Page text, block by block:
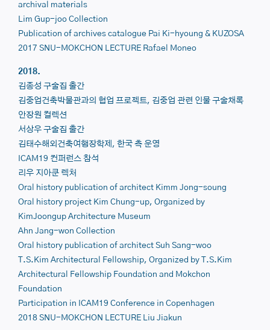
archival materials
Lim Gup-joo Collection
Publication of archives catalogue Pai Ki-hyoung & KUZOSA
2017 SNU-MOKCHON LECTURE Rafael Moneo
2018.
김종성 구술집 출간
김중업건축박물관과의 협업 프로젝트, 김중업 관련 인물 구술채록
안장원 컬렉션
서상우 구술집 출간
김태수해외건축여행장학제, 한국 측 운영
ICAM19 컨퍼런스 참석
리우 지아쿤 렉처
Oral history publication of architect Kimm Jong-soung
Oral history project Kim Chung-up, Organized by
KimJoongup Architecture Museum
Ahn Jang-won Collection
Oral history publication of architect Suh Sang-woo
T.S.Kim Architectural Fellowship, Organized by T.S.Kim
Architectural Fellowship Foundation and Mokchon
Foundation
Participation in ICAM19 Conference in Copenhagen
2018 SNU-MOKCHON LECTURE Liu Jiakun